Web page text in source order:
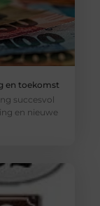
en toekomst
succesvol
en nieuwe